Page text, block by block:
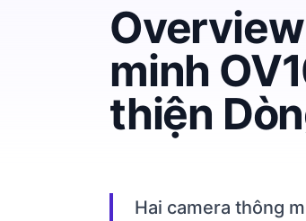
minh
thiện
Hai camera thông